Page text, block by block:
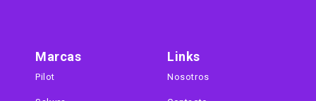
Marcas
Pilot
Links
Nosotros